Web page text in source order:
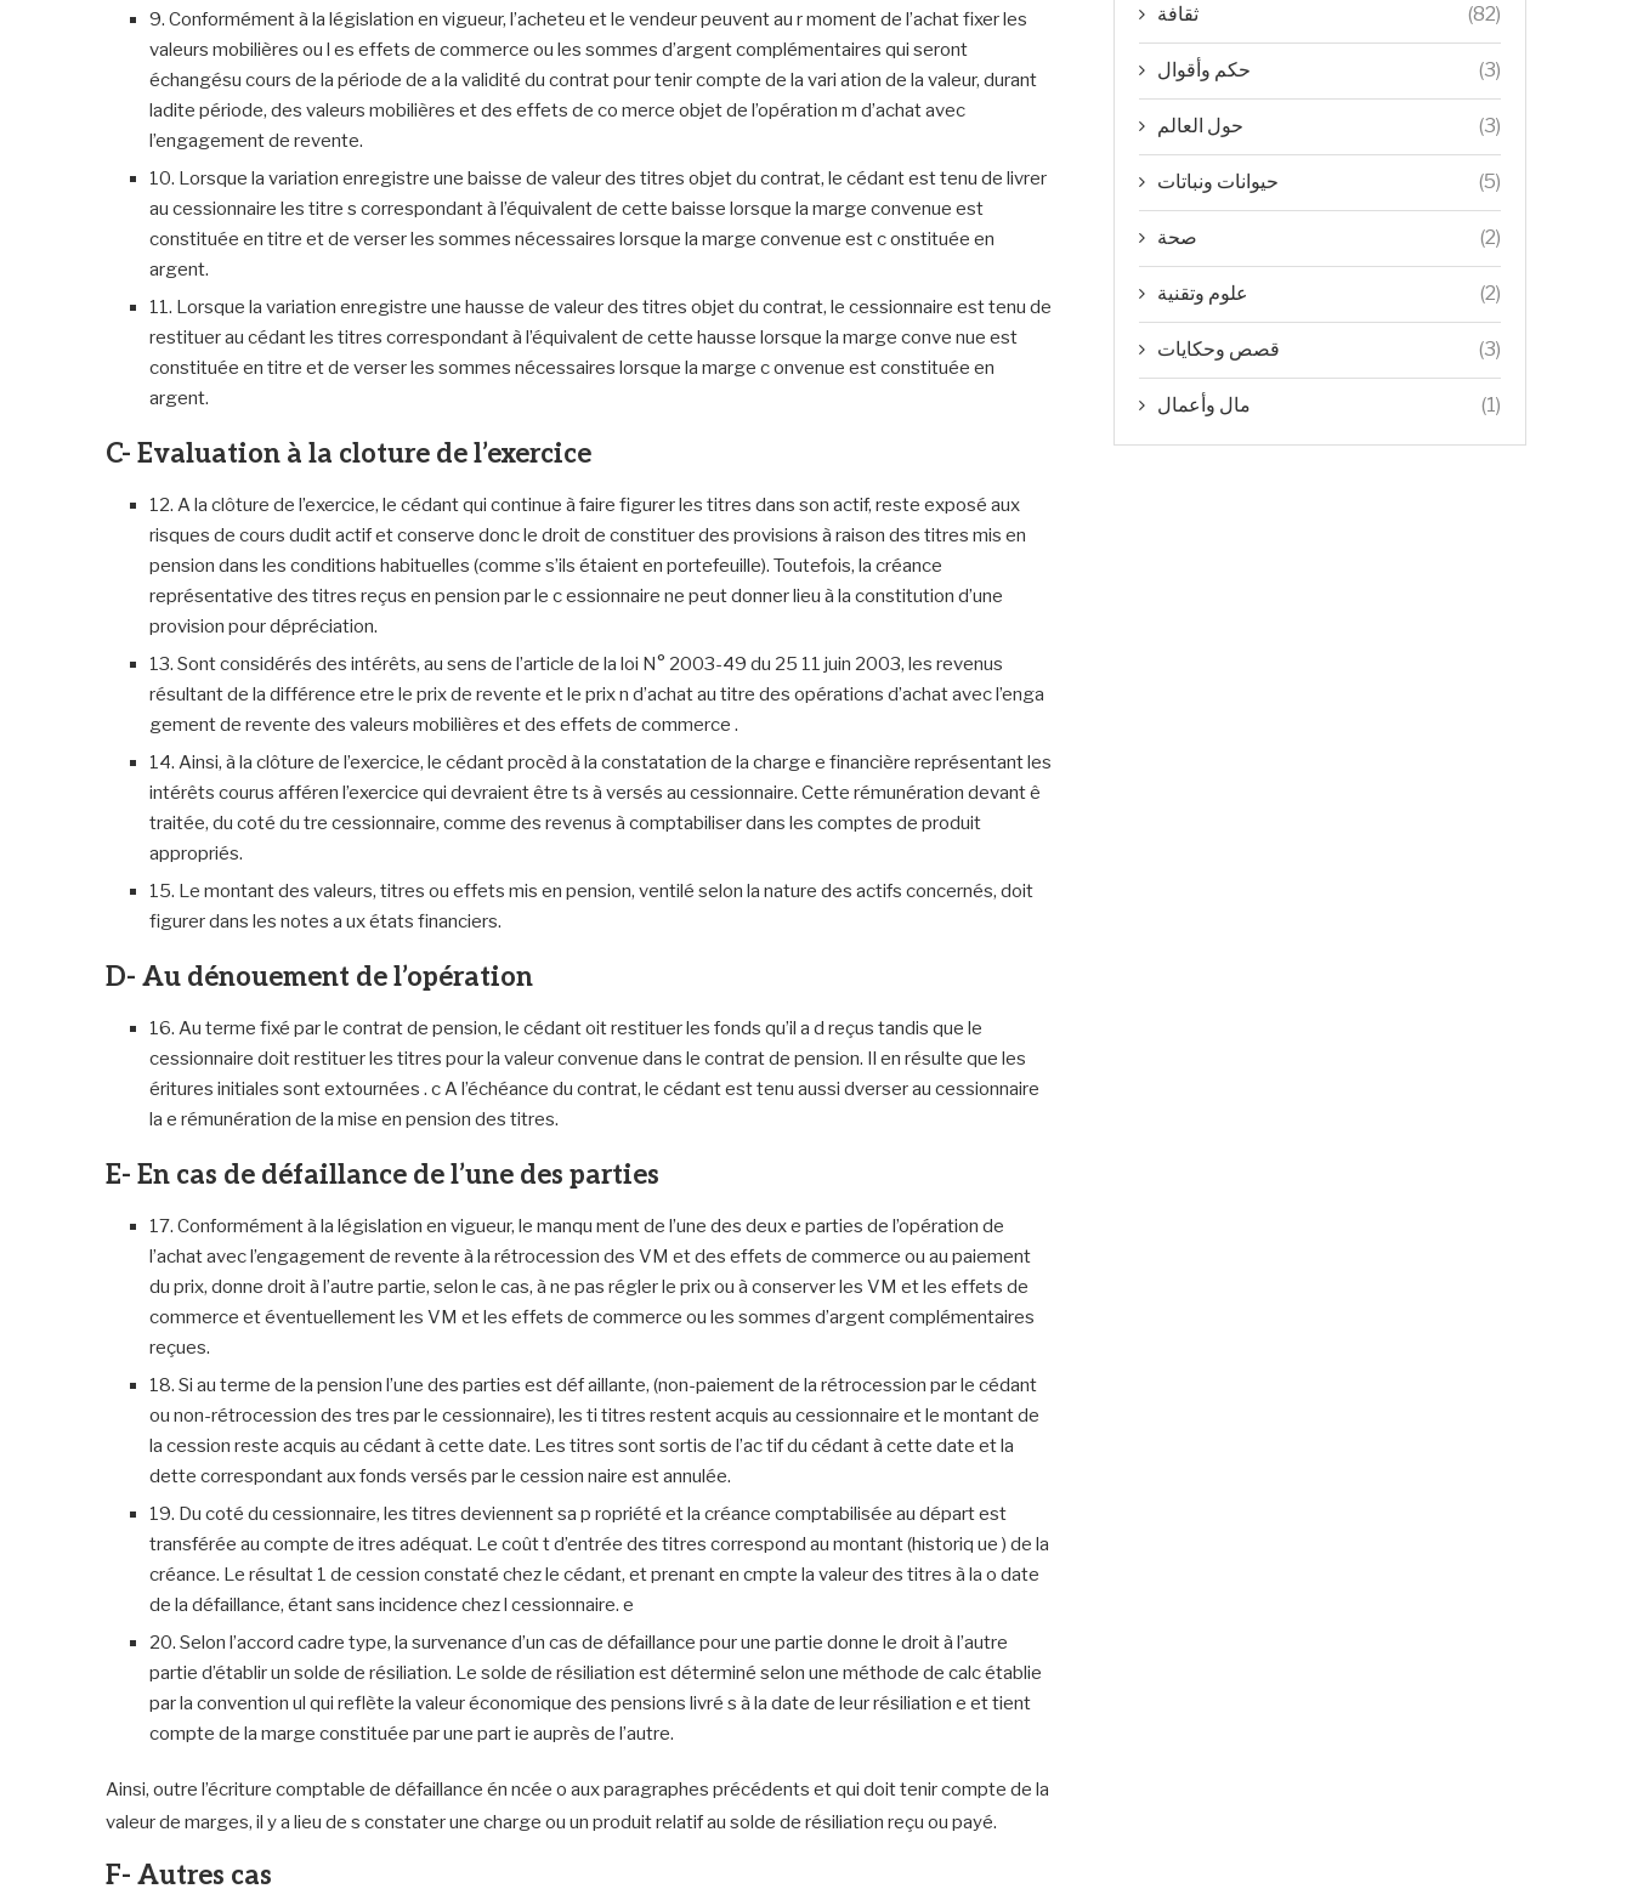
9. Conformément à la législation en vigueur, l’acheteu et le vendeur peuvent au r moment de l’achat fixer les
valeurs mobilières ou l es effets de commerce ou les sommes d’argent complémentaires qui seront
échangésu cours de la période de a la validité du contrat pour tenir compte de la vari ation de la valeur, durant
ladite période, des valeurs mobilières et des effets de co merce objet de l’opération m d’achat avec
l’engagement de revente.
10. Lorsque la variation enregistre une baisse de valeur des titres objet du contrat, le cédant est tenu de livrer
au cessionnaire les titre s correspondant à l’équivalent de cette baisse lorsque la marge convenue est
constituée en titre et de verser les sommes nécessaires lorsque la marge convenue est c onstituée en
argent.
11. Lorsque la variation enregistre une hausse de valeur des titres objet du contrat, le cessionnaire est tenu de
restituer au cédant les titres correspondant à l’équivalent de cette hausse lorsque la marge conve nue est
constituée en titre et de verser les sommes nécessaires lorsque la marge c onvenue est constituée en
argent.
C- Evaluation à la cloture de l’exercice
12. A la clôture de l’exercice, le cédant qui continue à faire figurer les titres dans son actif, reste exposé aux
risques de cours dudit actif et conserve donc le droit de constituer des provisions à raison des titres mis en
pension dans les conditions habituelles (comme s’ils étaient en portefeuille). Toutefois, la créance
représentative des titres reçus en pension par le c essionnaire ne peut donner lieu à la constitution d’une
provision pour dépréciation.
13. Sont considérés des intérêts, au sens de l’article de la loi N° 2003-49 du 25 11 juin 2003, les revenus
résultant de la différence etre le prix de revente et le prix n d’achat au titre des opérations d’achat avec l’enga
gement de revente des valeurs mobilières et des effets de commerce .
14. Ainsi, à la clôture de l’exercice, le cédant procèd à la constatation de la charge e financière représentant les
intérêts courus afféren l’exercice qui devraient être ts à versés au cessionnaire. Cette rémunération devant ê
traitée, du coté du tre cessionnaire, comme des revenus à comptabiliser dans les comptes de produit
appropriés.
15. Le montant des valeurs, titres ou effets mis en pension, ventilé selon la nature des actifs concernés, doit
figurer dans les notes a ux états financiers.
D- Au dénouement de l’opération
16. Au terme fixé par le contrat de pension, le cédant oit restituer les fonds qu’il a d reçus tandis que le
cessionnaire doit restituer les titres pour la valeur convenue dans le contrat de pension. Il en résulte que les
éritures initiales sont extournées . c A l’échéance du contrat, le cédant est tenu aussi dverser au cessionnaire
la e rémunération de la mise en pension des titres.
E- En cas de défaillance de l’une des parties
17. Conformément à la législation en vigueur, le manqu ment de l’une des deux e parties de l’opération de
l’achat avec l’engagement de revente à la rétrocession des VM et des effets de commerce ou au paiement
du prix, donne droit à l’autre partie, selon le cas, à ne pas régler le prix ou à conserver les VM et les effets de
commerce et éventuellement les VM et les effets de commerce ou les sommes d’argent complémentaires
reçues.
18. Si au terme de la pension l’une des parties est déf aillante, (non-paiement de la rétrocession par le cédant
ou non-rétrocession des tres par le cessionnaire), les ti titres restent acquis au cessionnaire et le montant de
la cession reste acquis au cédant à cette date. Les titres sont sortis de l’ac tif du cédant à cette date et la
dette correspondant aux fonds versés par le cession naire est annulée.
19. Du coté du cessionnaire, les titres deviennent sa p ropriété et la créance comptabilisée au départ est
transférée au compte de itres adéquat. Le coût t d’entrée des titres correspond au montant (historiq ue ) de la
créance. Le résultat 1 de cession constaté chez le cédant, et prenant en cmpte la valeur des titres à la o date
de la défaillance, étant sans incidence chez l cessionnaire. e
20. Selon l’accord cadre type, la survenance d’un cas de défaillance pour une partie donne le droit à l’autre
partie d’établir un solde de résiliation. Le solde de résiliation est déterminé selon une méthode de calc établie
par la convention ul qui reflète la valeur économique des pensions livré s à la date de leur résiliation e et tient
compte de la marge constituée par une part ie auprès de l’autre.
Ainsi, outre l’écriture comptable de défaillance én ncée o aux paragraphes précédents et qui doit tenir compte de la
valeur de marges, il y a lieu de s constater une charge ou un produit relatif au solde de résiliation reçu ou payé.
F- Autres cas
ثقافة (82)
حكم وأقوال (3)
حول العالم (3)
حيوانات ونباتات (5)
صحة (2)
علوم وتقنية (2)
قصص وحكايات (3)
مال وأعمال (1)